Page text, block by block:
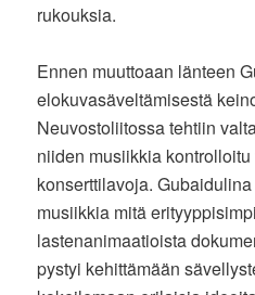
rukouksia.
Ennen muuttoaan länteen
elokuvasäveltämisestä
Neuvostoliitossa tehtiin
niiden musiikkia
konserttilavoja.
musiikkia mitä
lastenanimaatioista
pystyi kehittämään